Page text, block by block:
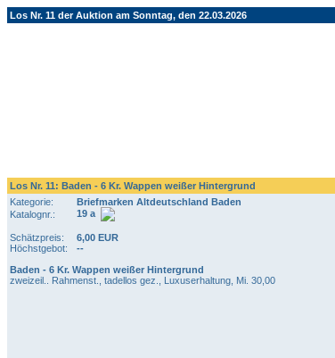
Los Nr. 11 der Auktion am Sonntag, den 22.03.2026
Los Nr. 11: Baden - 6 Kr. Wappen weißer Hintergrund
Kategorie:
Briefmarken Altdeutschland Baden
Katalognr.:
19 a
Schätzpreis:
6,00 EUR
Höchstgebot:
--
Baden - 6 Kr. Wappen weißer Hintergrund
zweizeil.. Rahmenst., tadellos gez., Luxuserhaltung, Mi. 30,00